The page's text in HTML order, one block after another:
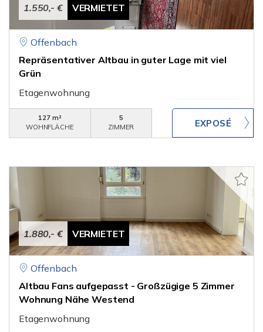
1.550,- € VERMIETET
Offenbach
Repräsentativer Altbau in guter Lage mit viel
Grün
Etagenwohnung
127 m²
WOHNFLÄCHE
5
ZIMMER
1.880,- € VERMIETET
Offenbach
Altbau Fans aufgepasst - Großzügige 5 Zimmer
Wohnung Nähe Westend
Etagenwohnung